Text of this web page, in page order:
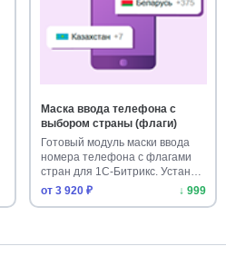
Маска ввода телефона с
выбором страны (флаги)
Готовый модуль маски ввода
номера телефона с флагами
стран для 1С-Битрикс. Устан…
от 3 920 ₽
↓ 999